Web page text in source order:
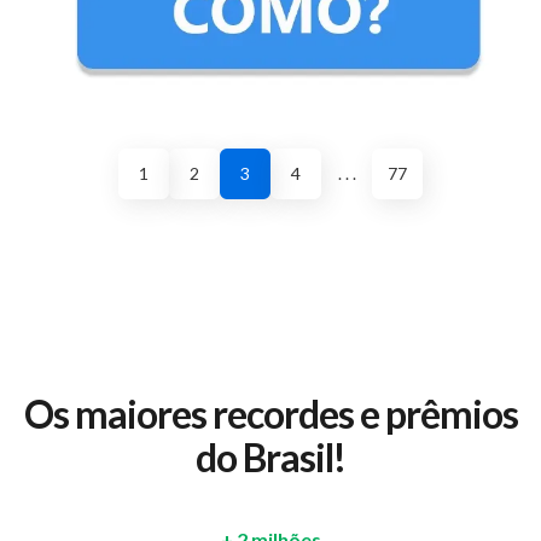
1 2 3 4 . . . 77
Os maiores recordes e prêmios
do Brasil!